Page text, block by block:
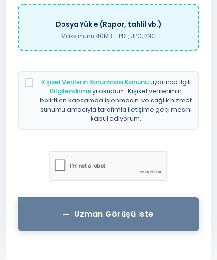
Dosya Yükle (Rapor, tahlil vb.)
Maksimum 40MB - PDF, JPG, PNG
Kişisel Verilerin Korunması Kanunuuyarınca ilgili
Bilgilendirme’yi okudum. Kişisel verilerimin
belirtilen kapsamda işlenmesini ve sağlık hizmet
sunumu amacıyla tarafımla iletişime geçilmesini
kabul ediyorum.
Uzman Görüşü İste